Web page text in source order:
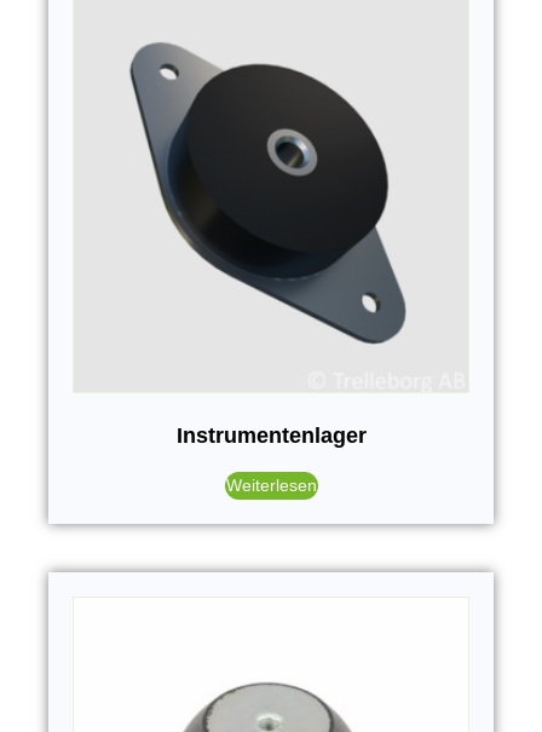
Instrumentenlager
Weiterlesen